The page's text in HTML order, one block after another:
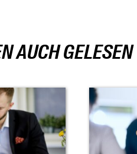
AUCH GELESEN